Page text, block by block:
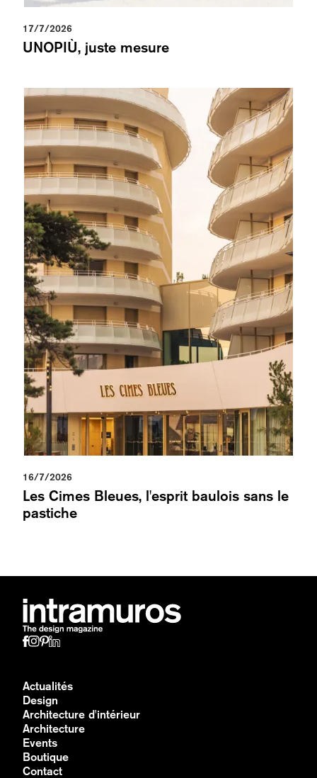
17/7/2026
UNOPIÙ, juste mesure
16/7/2026
Les Cimes Bleues, l'esprit baulois sans le
pastiche
Actualités
Design
Architecture d'intérieur
Architecture
Events
Boutique
Contact